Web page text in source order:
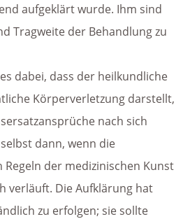
aufgeklärt wurde. Ihm sind
Tragweite der Behandlung zu
dabei, dass der heilkundliche
Körperverletzung darstellt,
nach sich
dann, wenn die
Regeln der medizinischen Kunst
verläuft. Die Aufklärung hat
zu erfolgen; sie sollte